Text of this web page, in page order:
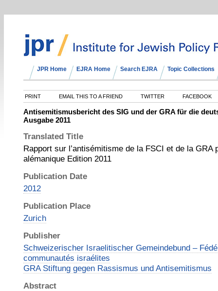
JPR Home EJRA Home Search EJRA Topic Collections
PRINT EMAIL THIS TO A FRIEND TWITTER FACEBOOK
Antisemitismusbericht des SIG und der GRA für die
Ausgabe 2011
Translated Title
Rapport sur l’antisémitisme de la FSCI et de la GRA
alémanique Edition 2011
Publication Date
2012
Publication Place
Zurich
Publisher
Schweizerischer Israelitischer Gemeindebund –
communautés israélites
GRA Stiftung gegen Rassismus und Antisemitismus
Abstract